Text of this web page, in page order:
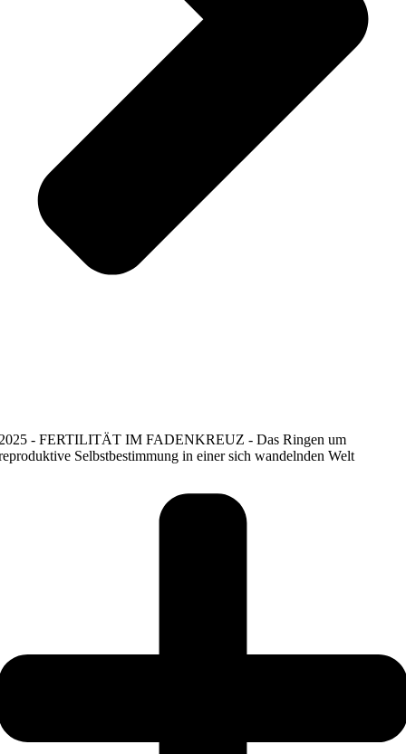
- FERTILITÄT IM FADENKREUZ - Das Ringen um
Selbstbestimmung in einer sich wandelnden Welt